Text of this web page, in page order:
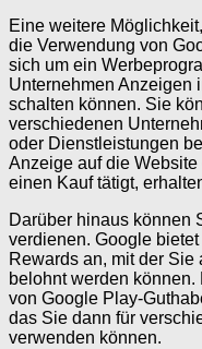
Eine weitere
die Verwendung von
sich um ein
Unternehmen Anzeigen
schalten können. Sie
verschiedenen
oder Dienstleistungen
Anzeige auf die
einen Kauf tätigt,
Darüber hinaus können
verdienen. Google
Rewards an, mit der
belohnt werden
von Google Play-
das Sie dann für
verwenden können.